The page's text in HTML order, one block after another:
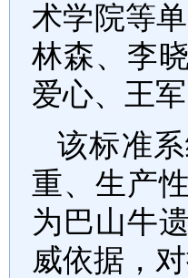
术学院等
林森、李
爱心、王
该标准
重、生产
为巴山牛
威依据，